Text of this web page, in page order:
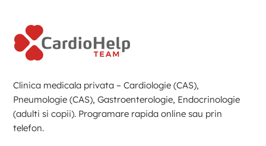
Clinica medicala privata – Cardiologie (CAS),
Pneumologie (CAS), Gastroenterologie, Endocrinologie
(adulti si copii). Programare rapida online sau prin
telefon.